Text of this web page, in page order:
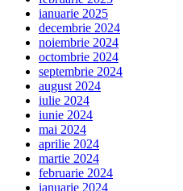
ianuarie 2025
decembrie 2024
noiembrie 2024
octombrie 2024
septembrie 2024
august 2024
iulie 2024
iunie 2024
mai 2024
aprilie 2024
martie 2024
februarie 2024
ianuarie 2024